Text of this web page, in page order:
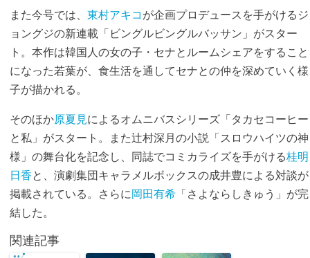
また今号では、 東村アキコが企画プロデュースを手がけるジ
ョングジの新連載「ビングルビングルバッサン」がスター
ト。本作は韓国人の女の子・セナとルームシェアをすること
になった若葉が、食生活を通してセナとの仲を深めていく様
子が描かれる。
そのほか原夏見によるオムニバスシリーズ「タカセコーヒー
と私」がスタート。また辻村深月の小説「スロウハイツの神
様」の舞台化を記念し、同誌でコミカライズを手がける桂明
日香と、演劇集団キャラメルボックスの成井豊による対談が
掲載されている。さらに岡田有希「さよならしきゅう」が完
結した。
関連記事